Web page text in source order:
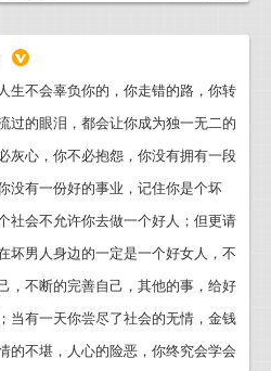
生不会辜负你的，你走错的路，你转
过的眼泪，都会让你成为独一无二的
灰心，你不必抱怨，你没有拥有一段
没有一份好的事业，记住你是个坏
社会不允许你去做一个好人；但更请
坏男人身边的一定是一个好女人，不
，不断的完善自己，其他的事，给好
当有一天你尝尽了社会的无情，金钱
的不堪，人心的险恶，你终究会学会